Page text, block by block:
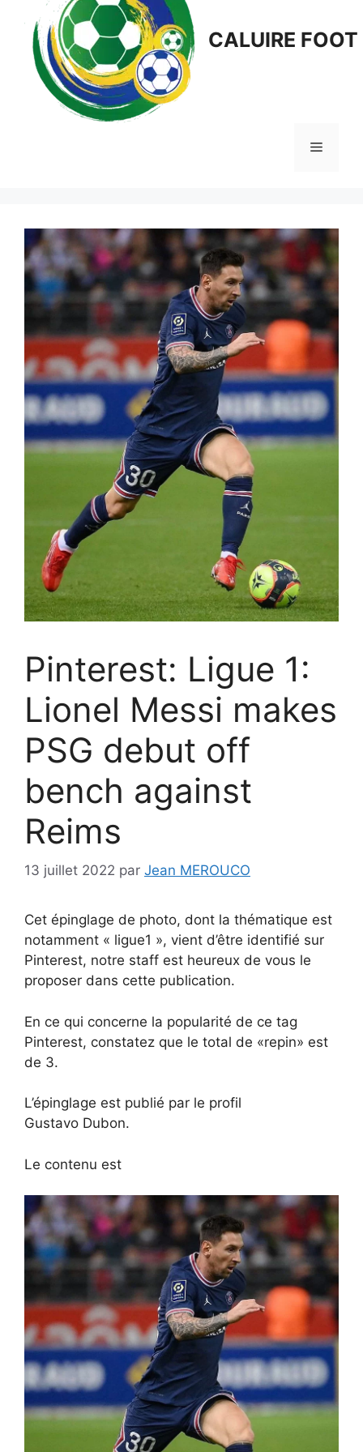
CALUIRE FOOT
Menu
Pinterest: Ligue 1:
Lionel Messi makes
PSG debut off
bench against
Reims
13 juillet 2022 par Jean MEROUCO
Cet épinglage de photo, dont la thématique est
notamment « ligue1 », vient d’être identifié sur
Pinterest, notre staff est heureux de vous le
proposer dans cette publication.
En ce qui concerne la popularité de ce tag
Pinterest, constatez que le total de «repin» est
de 3.
L’épinglage est publié par le profil
Gustavo Dubon.
Le contenu est